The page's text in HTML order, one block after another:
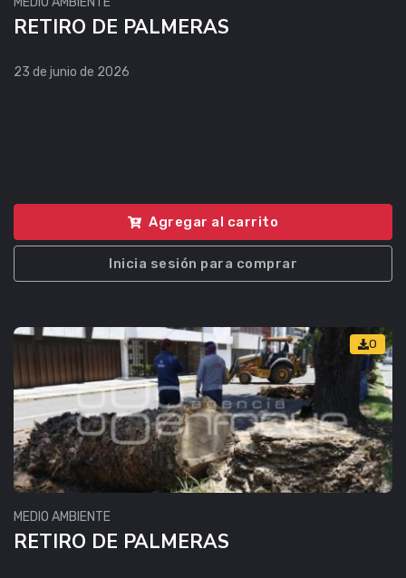
RETIRO DE PALMERAS
23 de junio de 2026
Agregar al carrito
Inicia sesión para comprar
0
MEDIO AMBIENTE
RETIRO DE PALMERAS